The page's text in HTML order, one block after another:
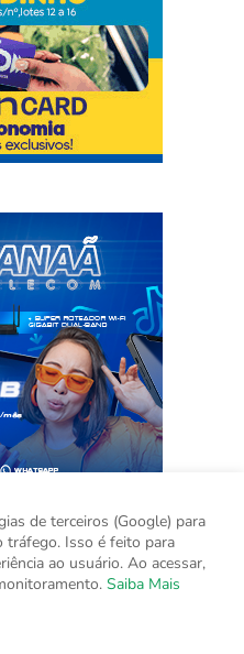
de terceiros (Google) para
tráfego. Isso é feito para
ao usuário. Ao acessar,
Saiba Mais